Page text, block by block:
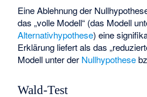
Eine Ablehnung der
das „volle Modell“ (das Modell
Alternativhypothese) eine
Erklärung liefert als das
Modell unter der Nullhypothese
Wald-Test